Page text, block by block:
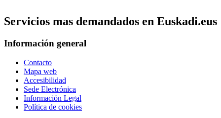
Servicios mas demandados en Euskadi.eus
Información general
Contacto
Mapa web
Accesibilidad
Sede Electrónica
Información Legal
Política de cookies